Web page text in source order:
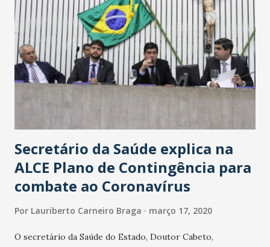
Secretário da Saúde explica na
ALCE Plano de Contingência para
combate ao Coronavírus
Por Lauriberto Carneiro Braga março 17, 2020
O secretário da Saúde do Estado, Doutor Cabeto,